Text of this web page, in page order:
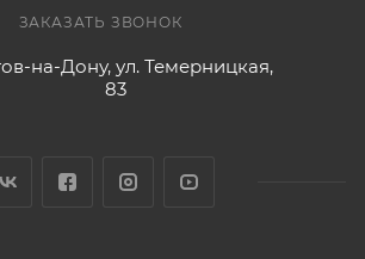
ЗАКАЗАТЬ ЗВОНОК
на-Дону, ул. Темерницкая,
83